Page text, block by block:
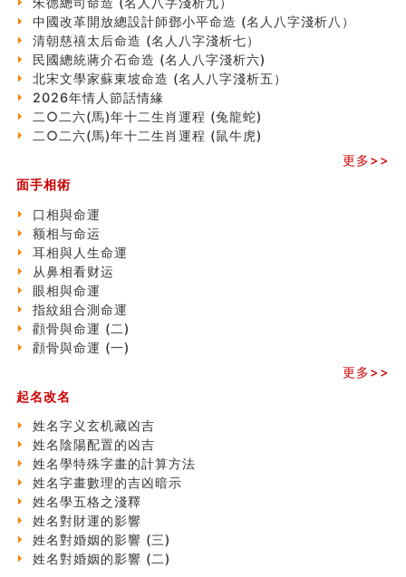
清朝慈禧太后命造 (名人八字淺析七）
玄空本义 (三)
飞灵山传说故事
命理解说：想请问什么时候能够遇到姻缘结婚？
商舖選址的風水講究 (下)
吉凶神跳上大运时的断法【四柱技巧】
家居常見風水形煞及化解方法 (一)
刘燮鈞讲人相 手纹与命运(一)
大門風水五大禁忌！大門風水擺設？門中門風水解方？
出现这几种面相桃花泛
寓意好的五行属水的汉字有哪些？五行属水的汉字大全
玄空本义 (一)
＂天下第一关＂的由来
无名指长的人有艺术天赋？手指长短能看出什么？
六爻測住宅風水 (三)
別再一知半解！正解住宅風水十大禁忌
《盲派命理》 ( 十六）
姓名學特殊字畫的計算方法
手指饱满福运加身，这种手相福运在何处？
八字铁口直断经验总结五十条
《高岛易断》(四)
民間風水知識九十四條
马斯克八字分析
饭店餐馆风水布局知识
六爻占卜中如何预测官运、事业运？
《高岛易断》(三)
专家点评手上九大桃花线
中國改革開放總設計師鄧小平命造 (名人八字淺析八）
清朝慈禧太后命造 (名人八字淺析七）
民國總統蔣介石命造 (名人八字淺析六)
北宋文學家蘇東坡命造 (名人八字淺析五）
2026年情人節話情緣
二○二六(馬)年十二生肖運程 (兔龍蛇)
二○二六(馬)年十二生肖運程 (鼠牛虎)
更多>>
面手相術
口相與命運
额相与命运
耳相與人生命運
从鼻相看财运
眼相與命運
指紋組合測命運
顴骨與命運 (二)
顴骨與命運 (一)
更多>>
起名改名
姓名字义玄机藏凶吉
姓名陰陽配置的凶吉
姓名學特殊字畫的計算方法
姓名字畫數理的吉凶暗示
姓名學五格之淺釋
姓名對財運的影響
姓名對婚姻的影響 (三)
姓名對婚姻的影響 (二)